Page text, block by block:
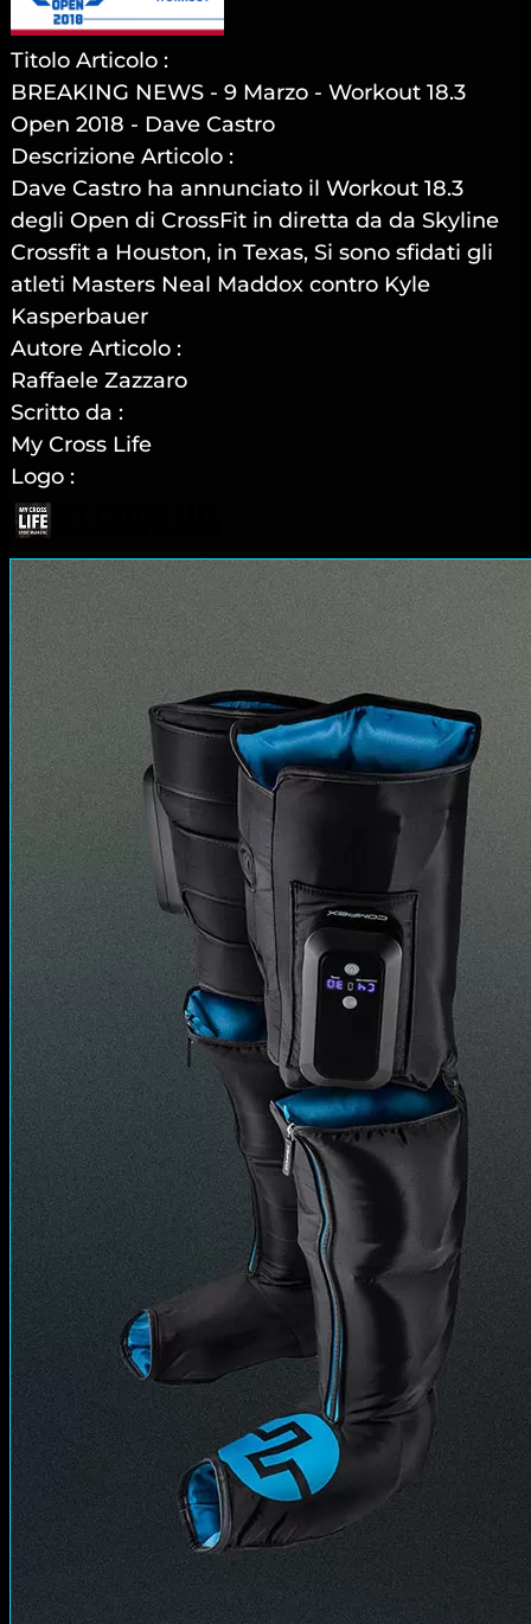
Titolo Articolo :
BREAKING NEWS - 9 Marzo - Workout 18.3
Open 2018 - Dave Castro
Descrizione Articolo :
Dave Castro ha annunciato il Workout 18.3
degli Open di CrossFit in diretta da da Skyline
Crossfit a Houston, in Texas, Si sono sfidati gli
atleti Masters Neal Maddox contro Kyle
Kasperbauer
Autore Articolo :
Raffaele Zazzaro
Scritto da :
My Cross Life
Logo :